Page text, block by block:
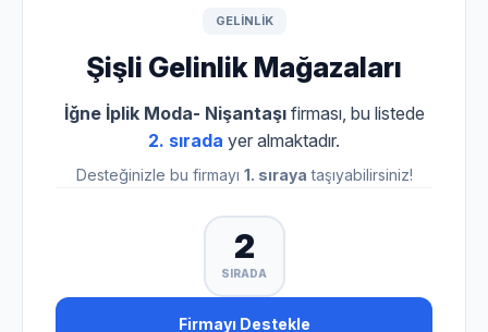
GELINLIK
Şişli Gelinlik Mağazaları
İğne İplik Moda- Nişantaşıfirması, bu listede
2. sırada yer almaktadır.
Desteğinizle bu firmayı 1. sıraya taşıyabilirsiniz!
2
SIRADA
Firmayı Destekle